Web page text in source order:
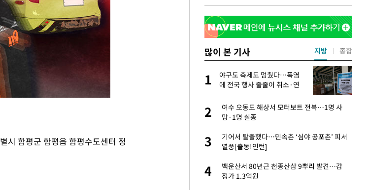
시 함평군 함평읍 함평수도센터 정
많이 본 기사
1
3
김도영·곽빈·안현민…오승환·니퍼트가 콕
집은 차기 메이저리거
1
야구도 축제도 멈췄다…폭염
에 전국 행사 줄줄이 취소·연
2
여수 오동도 해상서 모터보트 전복…1명 사
망·1명 실종
3
기어서 탈출했다…민속촌 ‘심야 공포촌’ 피서
열풍[출동!인턴]
4
백운산서 80년근 천종산삼 9뿌리 발견…감
정가 1.3억원
지방 종합